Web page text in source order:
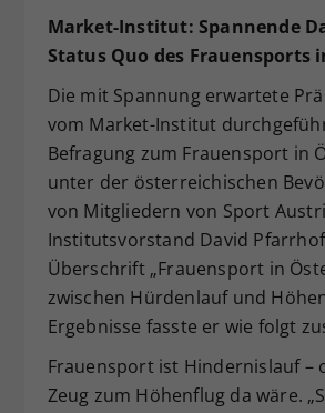
Market-Institut: Spannende
Status Quo des Frauensports
Die mit Spannung erwartete
vom Market-Institut
Befragung zum Frauensport in
unter der österreichischen
von Mitgliedern von Sport
Institutsvorstand David
Überschrift „Frauensport in
zwischen Hürdenlauf und
Ergebnisse fasste er wie folgt
Frauensport ist Hindernislauf –
Zeug zum Höhenflug da wäre.